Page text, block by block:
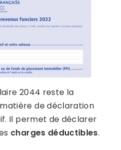
2044 reste la
de déclaration
Il permet de déclarer
charges déductibles.